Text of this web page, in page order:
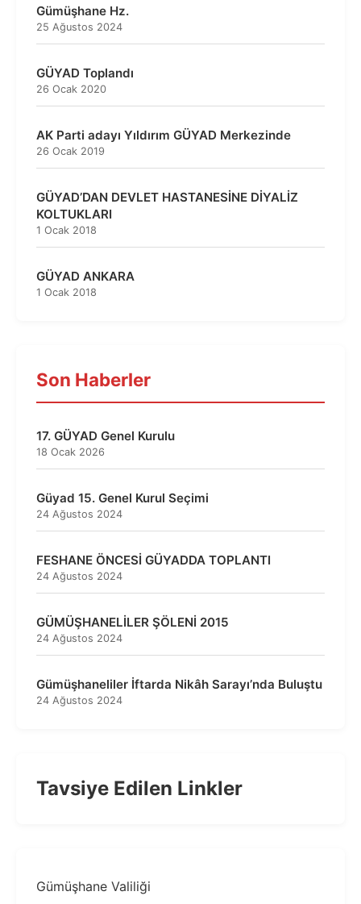
Gümüşhane Hz.
25 Ağustos 2024
GÜYAD Toplandı
26 Ocak 2020
AK Parti adayı Yıldırım GÜYAD Merkezinde
26 Ocak 2019
GÜYAD’DAN DEVLET HASTANESİNE DİYALİZ
KOLTUKLARI
1 Ocak 2018
GÜYAD ANKARA
1 Ocak 2018
Son Haberler
17. GÜYAD Genel Kurulu
18 Ocak 2026
Güyad 15. Genel Kurul Seçimi
24 Ağustos 2024
FESHANE ÖNCESİ GÜYADDA TOPLANTI
24 Ağustos 2024
GÜMÜŞHANELİLER ŞÖLENİ 2015
24 Ağustos 2024
Gümüşhaneliler İftarda Nikâh Sarayı’nda Buluştu
24 Ağustos 2024
Tavsiye Edilen Linkler
Gümüşhane Valiliği